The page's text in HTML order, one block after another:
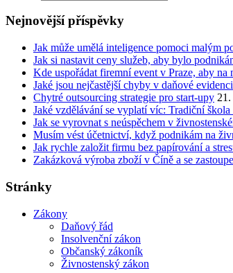
Nejnovější příspěvky
Jak může umělá inteligence pomoci malým
Jak si nastavit ceny služeb, aby bylo
Kde uspořádat firemní event v Praze, aby
Jaké jsou nejčastější chyby v daňové evidenci
Chytré outsourcing strategie pro start-upy
Jaké vzdělávání se vyplatí víc: Tradiční
Jak se vyrovnat s neúspěchem v
Musím vést účetnictví, když podnikám na
Jak rychle založit firmu bez papírování a
Zakázková výroba zboží v Číně a se
Stránky
Zákony
Daňový řád
Insolvenční zákon
Občanský zákoník
Živnostenský zákon